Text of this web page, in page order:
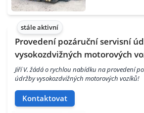
stále aktivní
Provedení pozáruční servisní
vysokozdvižných motorových
Jiří V. žádá o rychlou nabídku na provedení
údržby vysokozdvižných motorových vozíků!
Kontaktovat